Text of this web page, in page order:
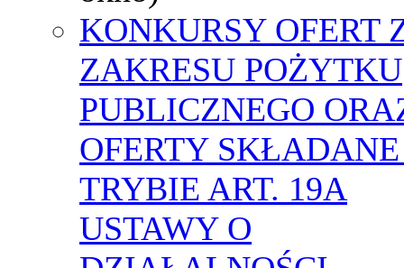
KONKURSY OFERT
ZAKRESU POŻYTKU
PUBLICZNEGO
OFERTY
TRYBIE ART. 19A
USTAWY O